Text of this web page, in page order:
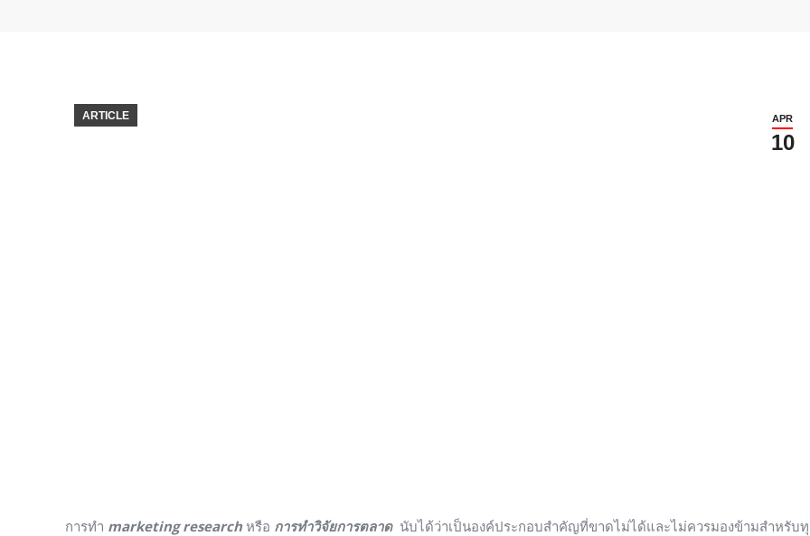
APR
10
ARTICLE
การทำ marketing researchหรือ การทำวิจัยการตลาดนับได้ว่าเป็นองค์ประกอบสำคัญที่ขาดไม่ได้และไม่ควรมองข้ามสำหรับ